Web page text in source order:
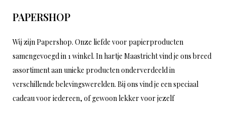
PAPERSHOP
Wij zijn Papershop. Onze liefde voor papierproducten
samengevoegd in 1 winkel. In hartje Maastricht vind je ons breed
assortiment aan unieke producten onderverdeeld in
verschillende belevingswerelden. Bij ons vind je een speciaal
cadeau voor iedereen, of gewoon lekker voor jezelf